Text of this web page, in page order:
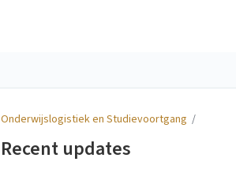
Onderwijslogistiek en Studievoortgang /
Recent updates